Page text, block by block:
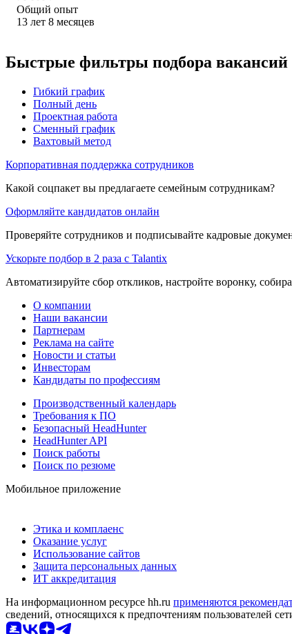
Общий опыт
13 лет 8 месяцев
Быстрые фильтры подбора вакансий
Гибкий график
Полный день
Проектная работа
Сменный график
Вахтовый метод
Корпоративная поддержка сотрудников
Какой соцпакет вы предлагаете семейным сотрудникам?
Оформляйте кандидатов онлайн
Проверяйте сотрудников и подписывайте кадровые
Ускорьте подбор в 2 раза с Talantix
Автоматизируйте сбор откликов, настройте воронку,
О компании
Наши вакансии
Партнерам
Реклама на сайте
Новости и статьи
Инвесторам
Кандидаты по профессиям
Производственный календарь
Требования к ПО
Безопасный HeadHunter
HeadHunter API
Поиск работы
Поиск по резюме
Мобильное приложение
Этика и комплаенс
Оказание услуг
Использование сайтов
Защита персональных данных
ИТ аккредитация
На информационном ресурсе hh.ru применяются
сведений, относящихся к предпочтениям пользователей